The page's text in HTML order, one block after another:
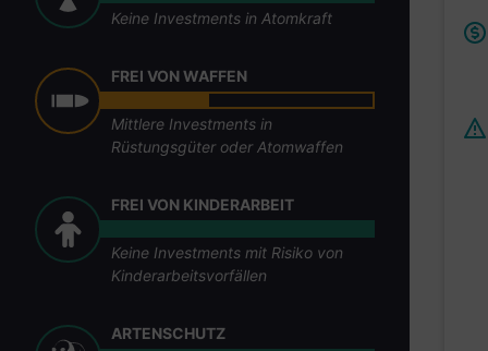
Keine Investments in Atomkraft
FREI VON WAFFEN
Mittlere Investments in
Rüstungsgüter oder Atomwaffen
FREI VON KINDERARBEIT
Keine Investments mit Risiko von
Kinderarbeitsvorfällen
ARTENSCHUTZ